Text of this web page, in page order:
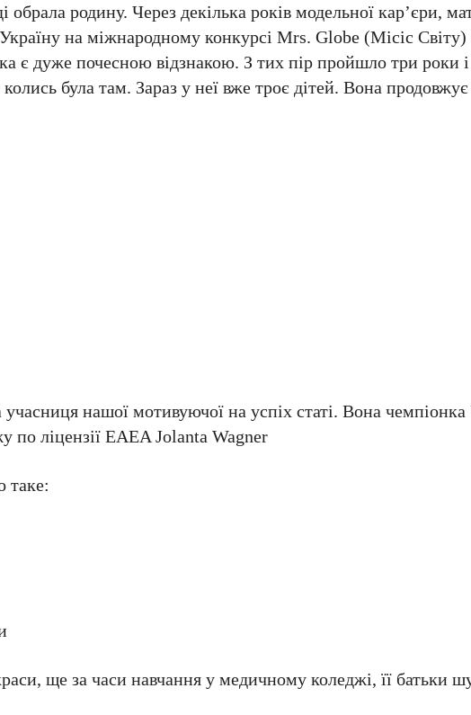
обрала родину. Через декілька років модельної кар’єри,
на міжнародному конкурсі Mrs. Globe (Місіс
є дуже почесною відзнакою. З тих пір пройшло три роки
була там. Зараз у неї вже троє дітей. Вона
нашої мотивуючої на успіх статі. Вона
по ліцензії EAEA Jolanta Wagner
таке:
ще за часи навчання у медичному коледжі, її батьки